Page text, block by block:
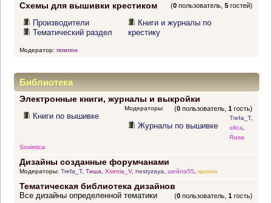
Схемы для вышивки крестиком (0 пользователь,5 гостей)
Производители
Тематический раздел
Книги и журналы по
крестику
Модератор: помпон
Библиотека
Электронные книги, журналы и выкройки
(0 пользователь,1 гость)
Книги по вышивке
Журналы по вышивке
Модераторы:
Trefa_T,
silica,
Rusa
Sovietica
Дизайны созданные форумчанами
Модераторы: Trefa_T, Тиша, Xsenia_V, nestyzaya, шейла55, крохин
Тематическая библиотека дизайнов
(0 пользователь,1 гость)
Все дизайны определенной тематики